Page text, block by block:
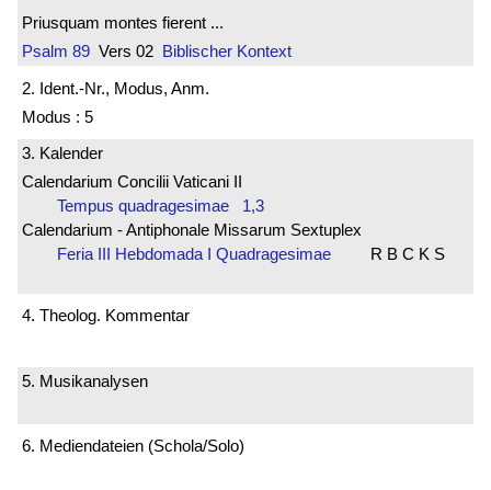
Priusquam montes fierent ...
Psalm 89 Vers 02 Biblischer Kontext
2. Ident.-Nr., Modus, Anm.
Modus : 5
3. Kalender
Calendarium Concilii Vaticani II
Tempus quadragesimae 1,3
Calendarium - Antiphonale Missarum Sextuplex
Feria III Hebdomada I Quadragesimae
R B C K S
4. Theolog. Kommentar
5. Musikanalysen
6. Mediendateien (Schola/Solo)